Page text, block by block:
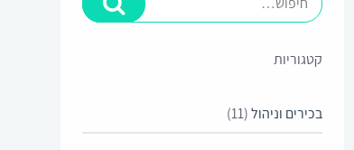
קטגוריות
בכירים וניהול(11)